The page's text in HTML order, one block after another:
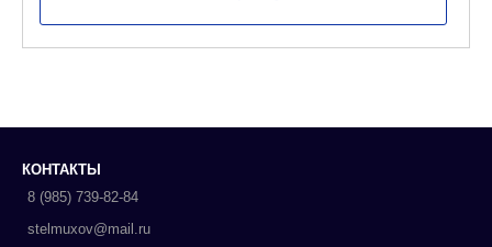
КОНТАКТЫ
8 (985) 739-82-84
stelmuxov@mail.ru